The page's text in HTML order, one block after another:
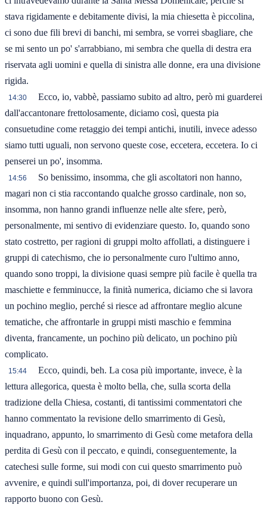
stava rigidamente e debitamente divisi, la mia chiesetta è piccolina,
ci sono due fili brevi di banchi, mi sembra, se vorrei sbagliare, che
se mi sento un po' s'arrabbiano, mi sembra che quella di destra era
riservata agli uomini e quella di sinistra alle donne, era una divisione
rigida.
14:30
Ecco, io, vabbè, passiamo subito ad altro, però mi guarderei
dall'accantonare frettolosamente, diciamo così, questa pia
consuetudine come retaggio dei tempi antichi, inutili, invece adesso
siamo tutti uguali, non servono queste cose, eccetera, eccetera. Io ci
penserei un po', insomma.
14:56
So benissimo, insomma, che gli ascoltatori non hanno,
magari non ci stia raccontando qualche grosso cardinale, non so,
insomma, non hanno grandi influenze nelle alte sfere, però,
personalmente, mi sentivo di evidenziare questo. Io, quando sono
stato costretto, per ragioni di gruppi molto affollati, a distinguere i
gruppi di catechismo, che io personalmente curo l'ultimo anno,
quando sono troppi, la divisione quasi sempre più facile è quella tra
maschiette e femminucce, la finità numerica, diciamo che si lavora
un pochino meglio, perché si riesce ad affrontare meglio alcune
tematiche, che affrontarle in gruppi misti maschio e femmina
diventa, francamente, un pochino più delicato, un pochino più
complicato.
15:44
Ecco, quindi, beh. La cosa più importante, invece, è la
lettura allegorica, questa è molto bella, che, sulla scorta della
tradizione della Chiesa, costanti, di tantissimi commentatori che
hanno commentato la revisione dello smarrimento di Gesù,
inquadrano, appunto, lo smarrimento di Gesù come metafora della
perdita di Gesù con il peccato, e quindi, conseguentemente, la
catechesi sulle forme, sui modi con cui questo smarrimento può
avvenire, e quindi sull'importanza, poi, di dover recuperare un
rapporto buono con Gesù.